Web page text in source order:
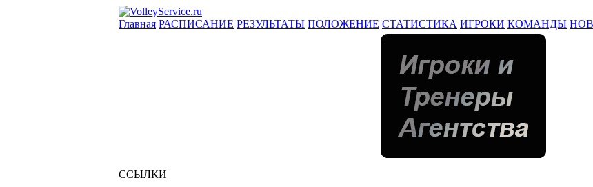
Главная РАСПИСАНИЕ РЕЗУЛЬТАТЫ ПОЛОЖЕНИЕ СТАТИСТИКА ИГРОКИ КОМАНДЫ
ССЫЛКИ